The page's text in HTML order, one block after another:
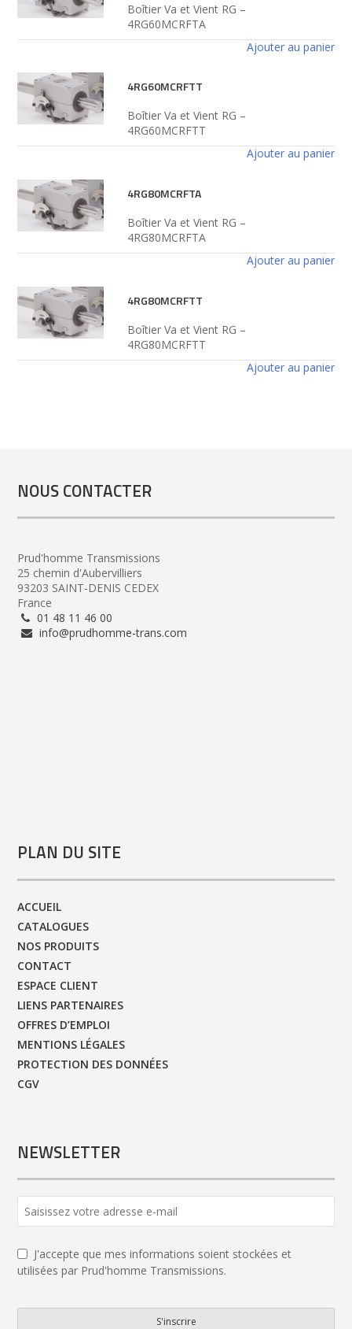
Boîtier Va et Vient RG –
4RG60MCRFTA
Ajouter au panier
4RG60MCRFTT
Boîtier Va et Vient RG –
4RG60MCRFTT
Ajouter au panier
4RG80MCRFTA
Boîtier Va et Vient RG –
4RG80MCRFTA
Ajouter au panier
4RG80MCRFTT
Boîtier Va et Vient RG –
4RG80MCRFTT
Ajouter au panier
NOUS CONTACTER
Prud'homme Transmissions
25 chemin d'Aubervilliers
93203 SAINT-DENIS CEDEX
France
01 48 11 46 00
info@prudhomme-trans.com
PLAN DU SITE
ACCUEIL
CATALOGUES
NOS PRODUITS
CONTACT
ESPACE CLIENT
LIENS PARTENAIRES
OFFRES D’EMPLOI
MENTIONS LÉGALES
PROTECTION DES DONNÉES
CGV
NEWSLETTER
J'accepte que mes informations soient stockées et
utilisées par Prud'homme Transmissions.
S'inscrire